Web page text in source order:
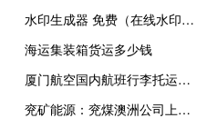
水印生成器 免费（在线水印生成器）
海运集装箱货运多少钱
厦门航空国内航班行李托运规定（国内航班行李托运规定）
兖矿能源：兖煤澳洲公司上半年营收39.76亿澳元